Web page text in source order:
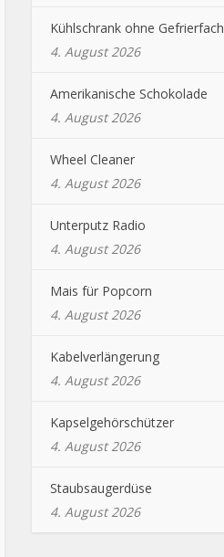
Kühlschrank ohne Gefrierfach
4. August 2026
Amerikanische Schokolade
4. August 2026
Wheel Cleaner
4. August 2026
Unterputz Radio
4. August 2026
Mais für Popcorn
4. August 2026
Kabelverlängerung
4. August 2026
Kapselgehörschützer
4. August 2026
Staubsaugerdüse
4. August 2026